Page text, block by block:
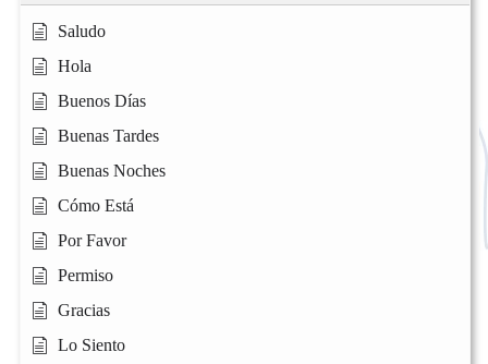
Saludo
Hola
Buenos Días
Buenas Tardes
Buenas Noches
Cómo Está
Por Favor
Permiso
Gracias
Lo Siento